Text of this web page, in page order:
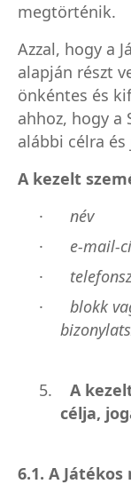
megtörténik.
Azzal, hogy a
alapján részt
önkéntes és
ahhoz, hogy a
alábbi célra
A kezelt
· név
· e-mail-
·
· blokk
5. A
célja,
6.1. A Játékos